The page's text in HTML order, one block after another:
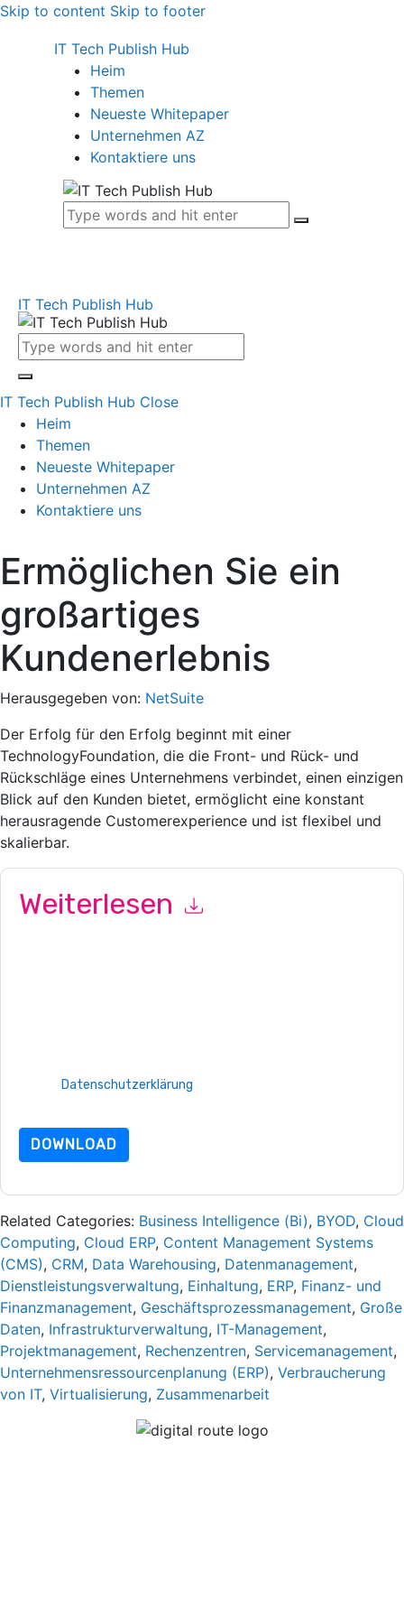
Skip to content Skip to footer
IT Tech Publish Hub
Heim
Themen
Neueste Whitepaper
Unternehmen AZ
Kontaktiere uns
IT Tech Publish Hub
IT Tech Publish Hub Close
Heim
Themen
Neueste Whitepaper
Unternehmen AZ
Kontaktiere uns
Ermöglichen Sie ein
großartiges
Kundenerlebnis
Herausgegeben von: NetSuite
Der Erfolg für den Erfolg beginnt mit einer
TechnologyFoundation, die die Front- und Rück- und
Rückschläge eines Unternehmens verbindet, einen einzigen
Blick auf den Kunden bietet, ermöglicht eine konstant
herausragende Customerexperience und ist flexibel und
skalierbar.
Weiterlesen
Datenschutzerklärung
DOWNLOAD
Related Categories: Business Intelligence (Bi), BYOD, Cloud
Computing, Cloud ERP, Content Management Systems
(CMS), CRM, Data Warehousing, Datenmanagement,
Dienstleistungsverwaltung, Einhaltung, ERP, Finanz- und
Finanzmanagement, Geschäftsprozessmanagement, Große
Daten, Infrastrukturverwaltung, IT-Management,
Projektmanagement, Rechenzentren, Servicemanagement,
Unternehmensressourcenplanung (ERP), Verbraucherung
von IT, Virtualisierung, Zusammenarbeit